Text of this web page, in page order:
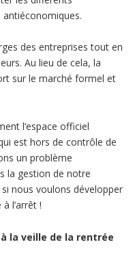
des entreprises tout en
Au lieu de cela, la
sur le marché formel et
l’espace officiel
est hors de contrôle de
un problème
la gestion de notre
nous voulons développer
l’arrêt !
la veille de la rentrée